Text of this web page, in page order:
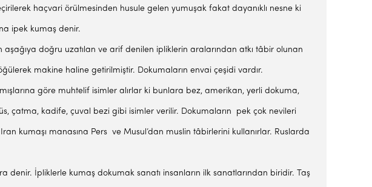
haçvari örülmesinden husule gelen yumuşak fakat da­yanıklı nesne ki
ipek kumaş denir.
doğru uzatılan ve arif de­nilen ipliklerin aralarından atkı tâbir olunan
makine haline getirilmiştir. Dokumaların envai çeşidi vardır.
göre muhtelif isimler alırlar ki bunlara bez, amerikan, yerli dokuma,
çatma, kadife, çuval bezi gibi isimler verilir. Doku­maların pek çok nevileri
ku­maşı manasına Pers ve Musul’dan muslin tâ­birlerini kullanırlar. Ruslarda
İpliklerle ku­maş dokumak sanatı insanların ilk sanatlarından biridir. Taş